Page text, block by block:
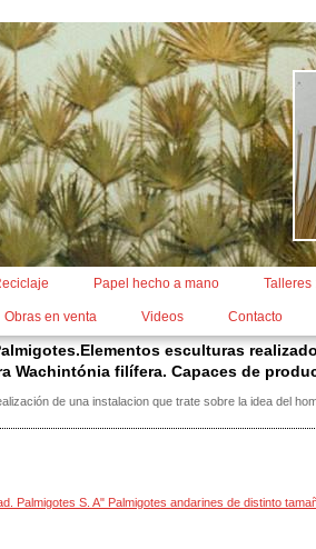
Papel hecho a mano Talleres
Obras en venta Videos Contacto
esculturas
Wachintónia filífera. Capaces de
de una instalacion que trate sobre la idea del